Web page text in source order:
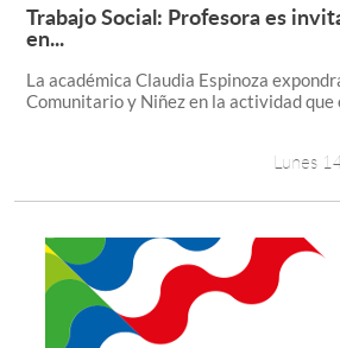
Trabajo Social: Profesora es
en...
La académica Claudia Espinoza
Comunitario y Niñez en la actividad que
Lunes